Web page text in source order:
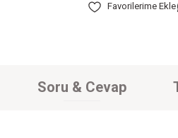
Soru & Cevap